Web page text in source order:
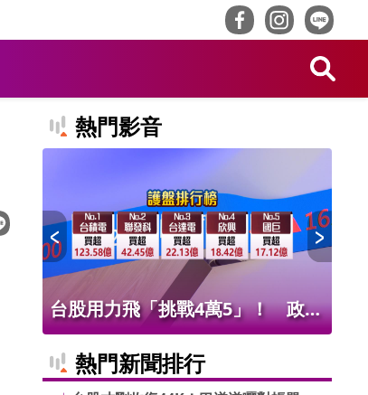
熱門影音
台股用力飛「挑戰4萬5」！ 政府
熱門新聞排行